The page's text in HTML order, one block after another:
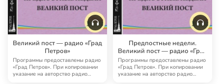
Великий пост — радио «Град
Петров»
Программы предоставлены радио
«Град Петров». При копировании
указание на авторство радио
Предпостные недели.
Великий пост — радио «Град
Петров»
Программы предоставлены радио
«Град Петров». При копировании
указание на авторство радио